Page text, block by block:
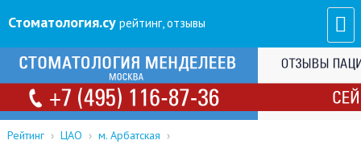
Стоматология.су рейтинг, отзывы
Рейтинг › ЦАО › м. Арбатская ›